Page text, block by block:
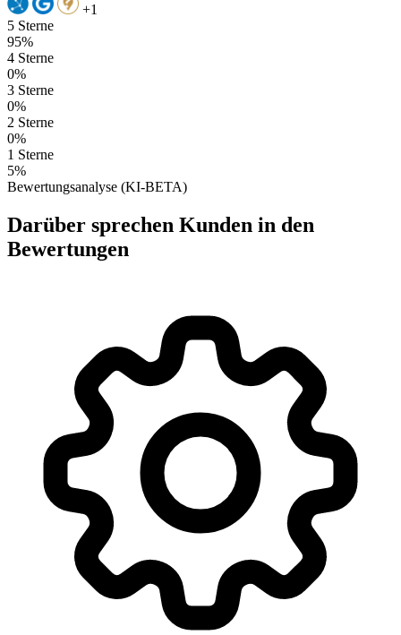
+1
5 Sterne
95%
4 Sterne
0%
3 Sterne
0%
2 Sterne
0%
1 Sterne
5%
Bewertungsanalyse (KI-BETA)
Darüber sprechen Kunden in den
Bewertungen